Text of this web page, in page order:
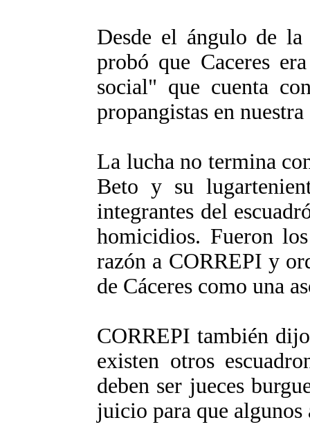
Desde el ángulo de
probó que Caceres
social" que cuenta
propangistas en
La lucha no termina
Beto y su
integrantes del
homicidios. Fueron
razón a CORREPI y
de Cáceres como una
CORREPI también
existen otros
deben ser jueces
juicio para que